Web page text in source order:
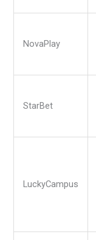
NovaPlay
StarBet
LuckyCampus